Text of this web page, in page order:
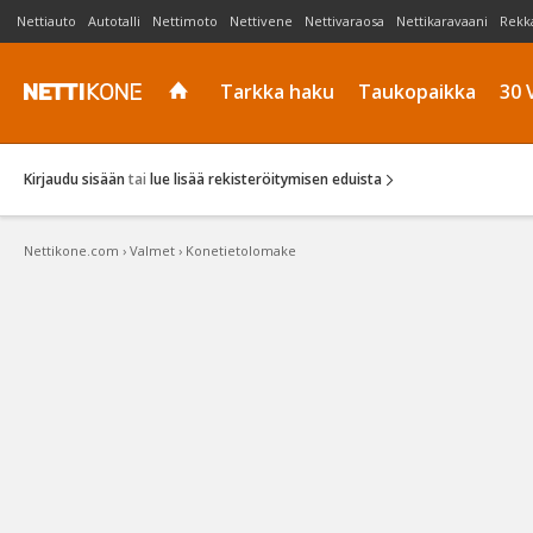
Nettiauto Autotalli Nettimoto Nettivene Nettivaraosa Nettikaravaani
Tarkka haku Taukopaikka 30
Kirjaudu sisään tai lue lisää rekisteröitymisen eduista
Nettikone.com › Valmet › Konetietolomake